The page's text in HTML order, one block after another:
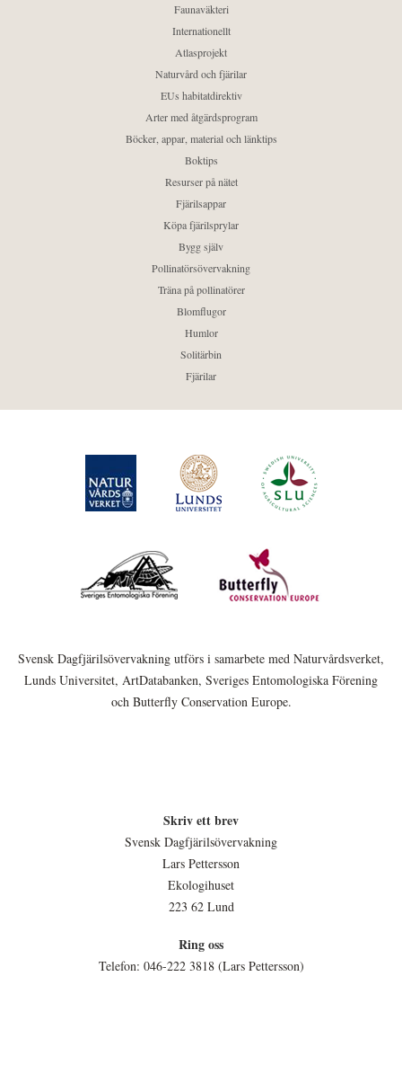
Faunaväkteri
Internationellt
Atlasprojekt
Naturvård och fjärilar
EUs habitatdirektiv
Arter med åtgärdsprogram
Böcker, appar, material och länktips
Boktips
Resurser på nätet
Fjärilsappar
Köpa fjärilsprylar
Bygg själv
Pollinatörsövervakning
Träna på pollinatörer
Blomflugor
Humlor
Solitärbin
Fjärilar
Svensk Dagfjärilsövervakning utförs i samarbete med Naturvårdsverket,
Lunds Universitet, ArtDatabanken, Sveriges Entomologiska Förening
och Butterfly Conservation Europe.
Skriv ett brev
Svensk Dagfjärilsövervakning
Lars Pettersson
Ekologihuset
223 62 Lund
Ring oss
Telefon: 046-222 3818 (Lars Pettersson)